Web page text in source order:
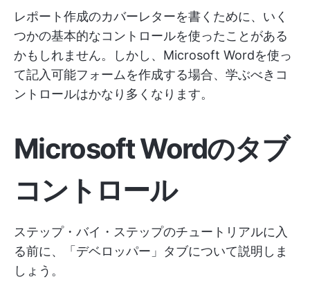
レポート作成のカバーレターを書くために、いく
つかの基本的なコントロールを使ったことがある
かもしれません。しかし、Microsoft Wordを使っ
て記入可能フォームを作成する場合、学ぶべきコ
ントロールはかなり多くなります。
Microsoft Wordのタブ
コントロール
ステップ・バイ・ステップのチュートリアルに入
る前に、「デベロッパー」タブについて説明しま
しょう。